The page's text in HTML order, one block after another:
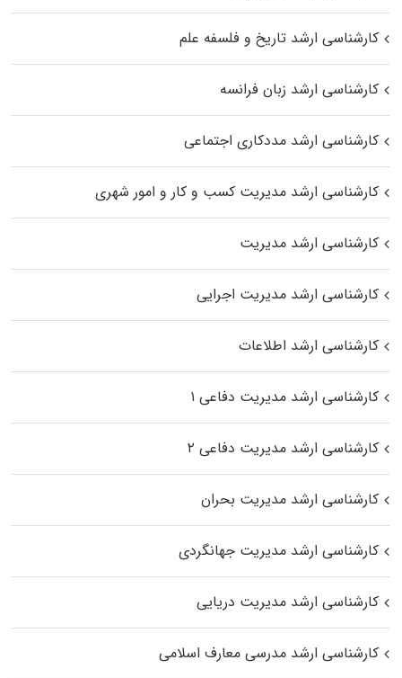
کارشناسی ارشد تاریخ و فلسفه علم
کارشناسی ارشد زبان فرانسه
کارشناسی ارشد مددکاری اجتماعی
کارشناسی ارشد مدیریت کسب و کار و امور شهری
کارشناسی ارشد مدیریت
کارشناسی ارشد مدیریت اجرایی
کارشناسی ارشد اطلاعات
کارشناسی ارشد مدیریت دفاعی ۱
کارشناسی ارشد مدیریت دفاعی ۲
کارشناسی ارشد مدیریت بحران
کارشناسی ارشد مدیریت جهانگردی
کارشناسی ارشد مدیریت دریایی
کارشناسی ارشد مدرسی معارف اسلامی